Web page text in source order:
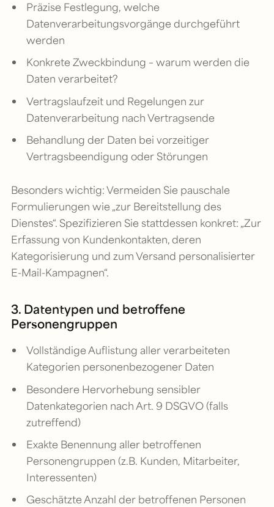
Präzise Festlegung, welche
Datenverarbeitungsvorgänge durchgeführt
werden
Konkrete Zweckbindung – warum werden die
Daten verarbeitet?
Vertragslaufzeit und Regelungen zur
Datenverarbeitung nach Vertragsende
Behandlung der Daten bei vorzeitiger
Vertragsbeendigung oder Störungen
Besonders wichtig: Vermeiden Sie pauschale
Formulierungen wie „zur Bereitstellung des
Dienstes“. Spezifizieren Sie stattdessen konkret: „Zur
Erfassung von Kundenkontakten, deren
Kategorisierung und zum Versand personalisierter
E-Mail-Kampagnen“.
3. Datentypen und betroffene
Personengruppen
Vollständige Auflistung aller verarbeiteten
Kategorien personenbezogener Daten
Besondere Hervorhebung sensibler
Datenkategorien nach Art. 9 DSGVO (falls
zutreffend)
Exakte Benennung aller betroffenen
Personengruppen (z.B. Kunden, Mitarbeiter,
Interessenten)
Geschätzte Anzahl der betroffenen Personen